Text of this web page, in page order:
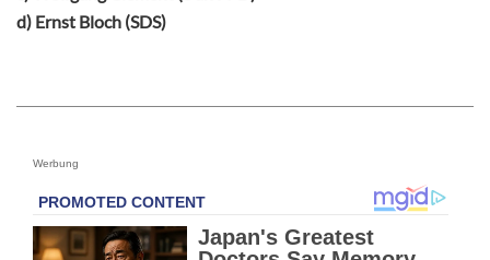
d) Ernst Bloch (SDS)
Werbung